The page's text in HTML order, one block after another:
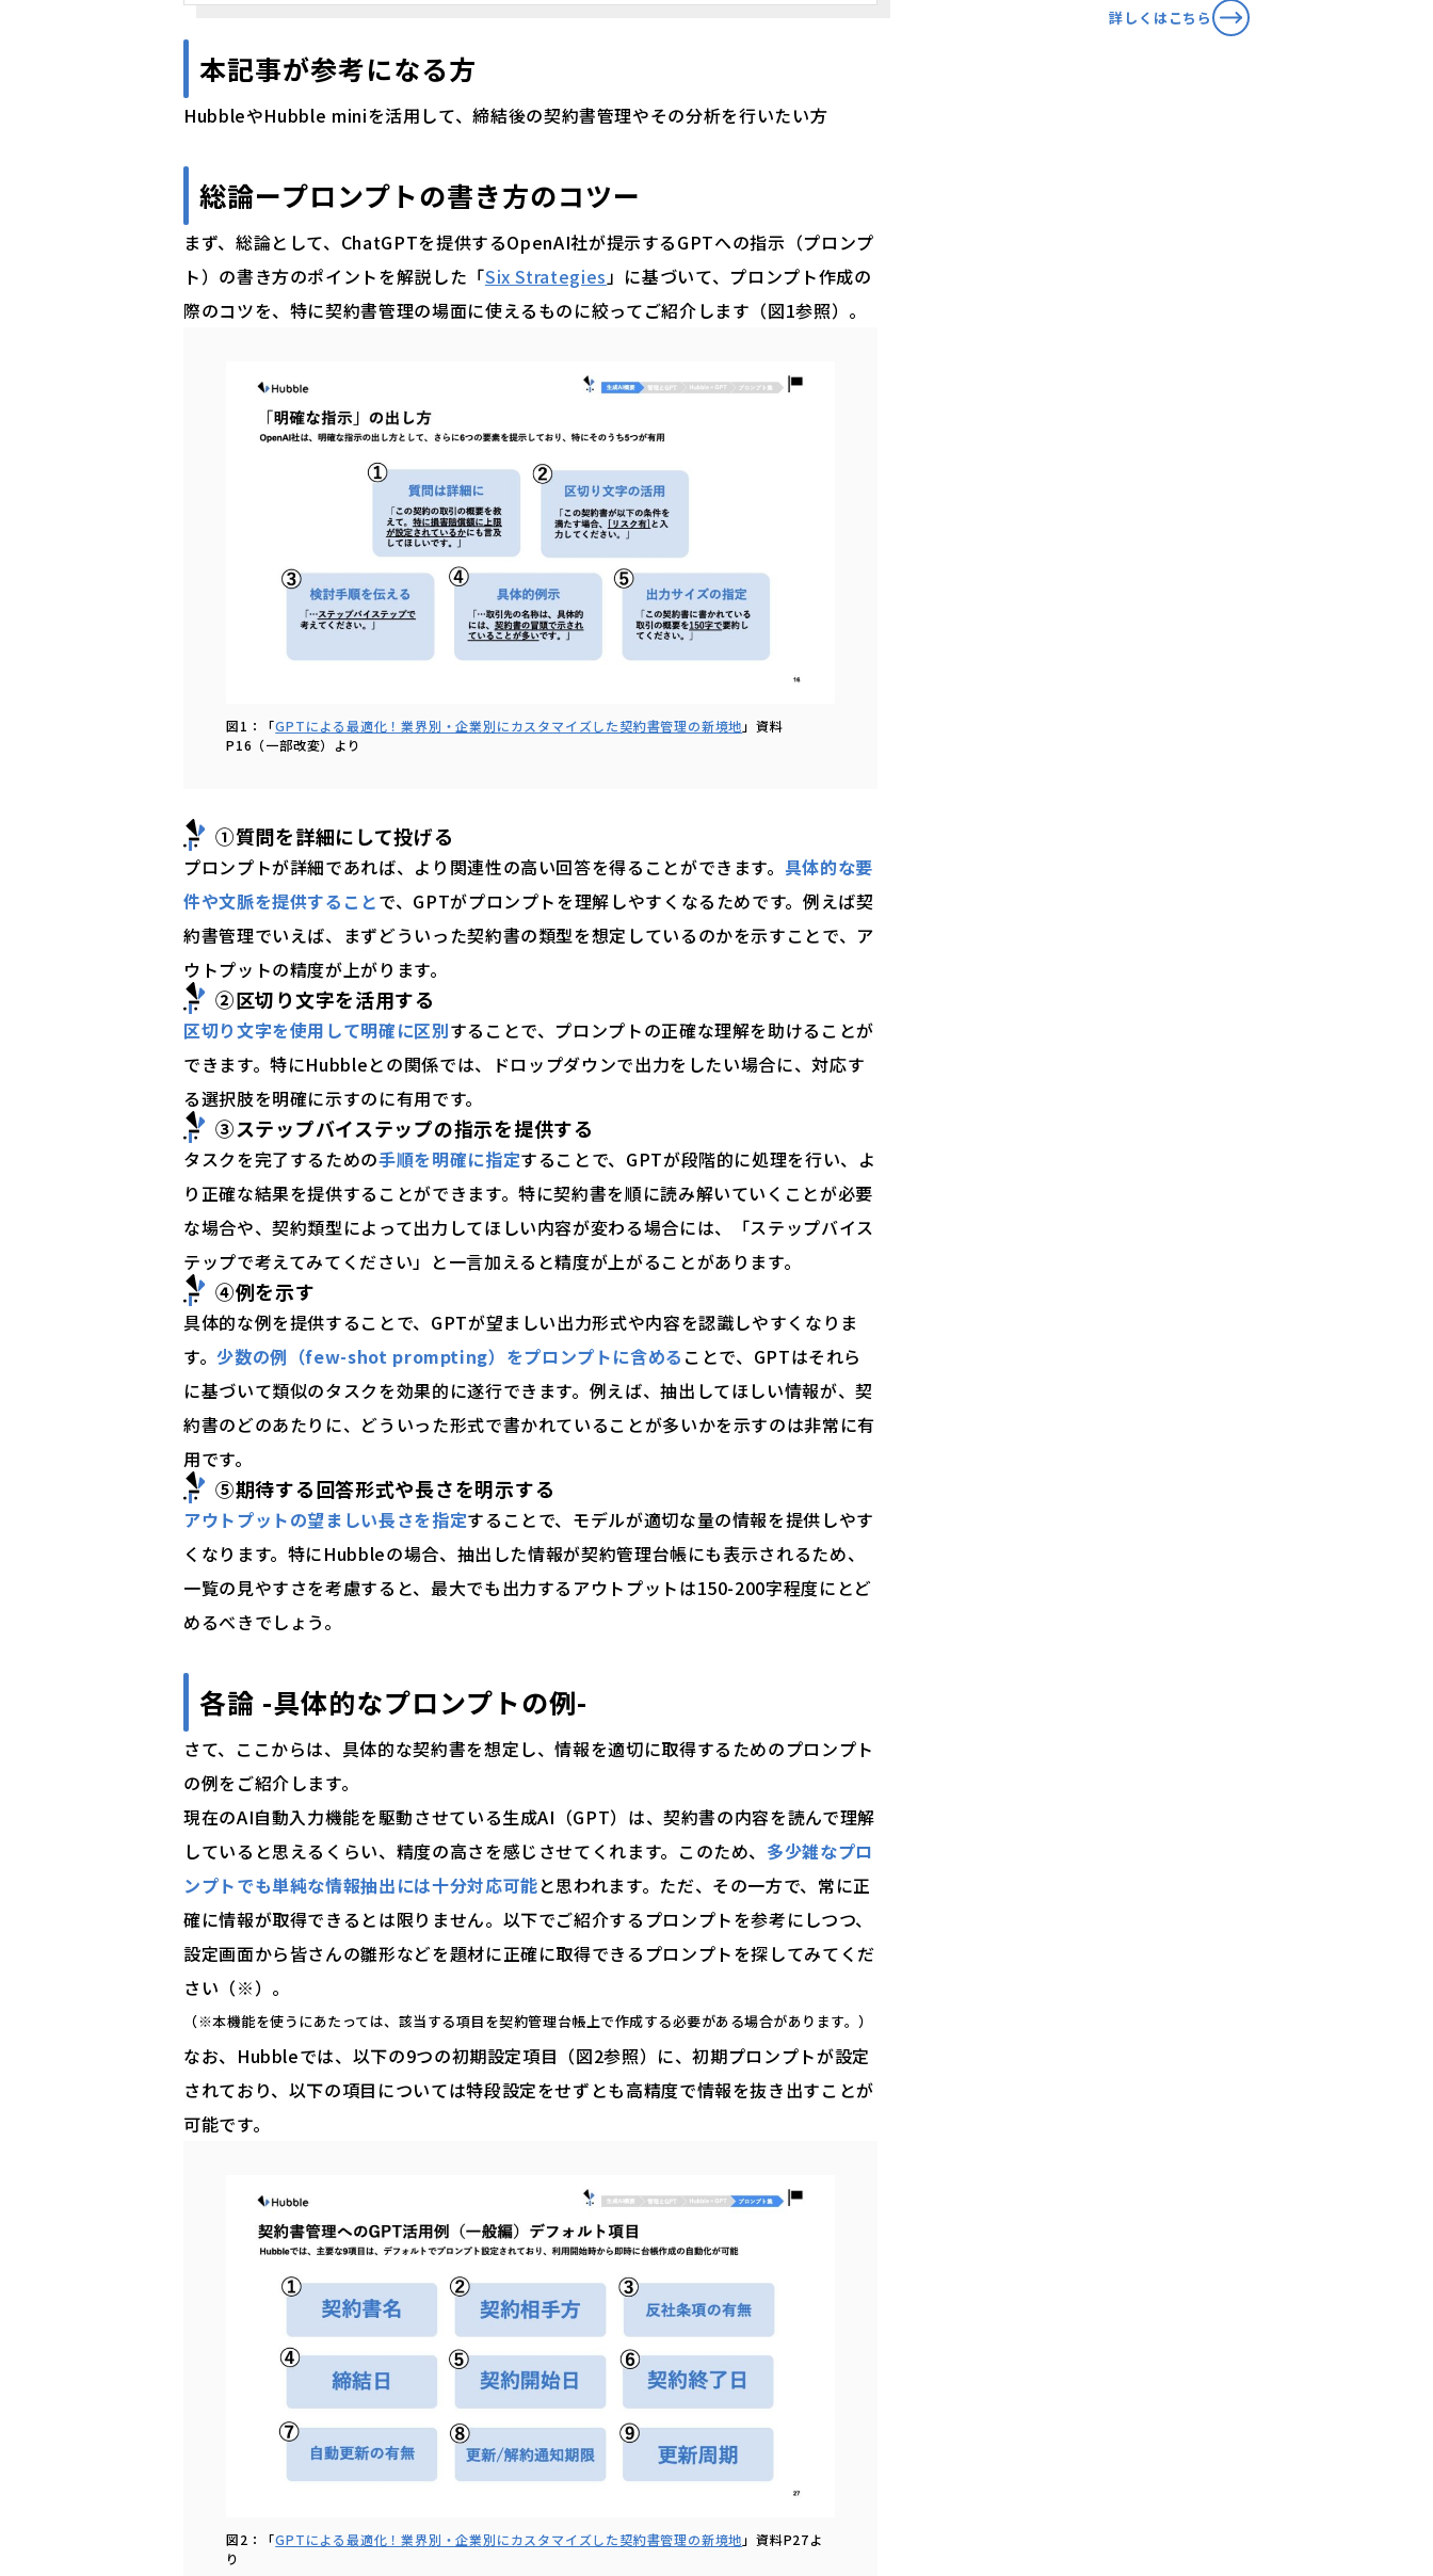
本記事が参考になる方
HubbleやHubble miniを活用して、締結後の契約書管理やその分析を行いたい方
総論ープロンプトの書き方のコツー
まず、総論として、ChatGPTを提供するOpenAI社が提示するGPTへの指示（プロンプ
ト）の書き方のポイントを解説した「Six Strategies」に基づいて、プロンプト作成の
際のコツを、特に契約書管理の場面に使えるものに絞ってご紹介します（図1参照）。
図1：「GPTによる最適化！業界別・企業別にカスタマイズした契約書管理の新境地 」資料
P16（一部改変）より
①質問を詳細にして投げる
プロンプトが詳細であれば、より関連性の高い回答を得ることができます。 具体的な要
件や文脈を提供することで、GPTがプロンプトを理解しやすくなるためです。例えば契
約書管理でいえば、まずどういった契約書の類型を想定しているのかを示すことで、ア
ウトプットの精度が上がります。
②区切り文字を活用する
区切り文字を使用して明確に区別することで、プロンプトの正確な理解を助けることが
できます。特にHubbleとの関係では、ドロップダウンで出力をしたい場合に、対応す
る選択肢を明確に示すのに有用です。
③ステップバイステップの指示を提供する
タスクを完了するための手順を明確に指定することで、GPTが段階的に処理を行い、よ
り正確な結果を提供することができます。特に契約書を順に読み解いていくことが必要
な場合や、契約類型によって出力してほしい内容が変わる場合には、「ステップバイス
テップで考えてみてください」と一言加えると精度が上がることがあります。
④例を示す
具体的な例を提供することで、GPTが望ましい出力形式や内容を認識しやすくなりま
す。少数の例（few-shot prompting）をプロンプトに含める ことで、GPTはそれら
に基づいて類似のタスクを効果的に遂行できます。例えば、抽出してほしい情報が、契
約書のどのあたりに、どういった形式で書かれていることが多いかを示すのは非常に有
用です。
⑤期待する回答形式や長さを明示する
アウトプットの望ましい長さを指定することで、モデルが適切な量の情報を提供しやす
くなります。特にHubbleの場合、抽出した情報が契約管理台帳にも表示されるため、
一覧の見やすさを考慮すると、最大でも出力するアウトプットは150-200字程度にとど
めるべきでしょう。
各論 -具体的なプロンプトの例-
さて、ここからは、具体的な契約書を想定し、情報を適切に取得するためのプロンプト
の例をご紹介します。
現在のAI自動入力機能を駆動させている生成AI（GPT）は、契約書の内容を読んで理解
していると思えるくらい、精度の高さを感じさせてくれます。このため、 多少雑なプロ
ンプトでも単純な情報抽出には十分対応可能と思われます。ただ、その一方で、常に正
確に情報が取得できるとは限りません。以下でご紹介するプロンプトを参考にしつつ、
設定画面から皆さんの雛形などを題材に正確に取得できるプロンプトを探してみてくだ
さい（※）。
（※本機能を使うにあたっては、該当する項目を契約管理台帳上で作成する必要がある場合があります。）
なお、Hubbleでは、以下の9つの初期設定項目（図2参照）に、初期プロンプトが設定
されており、以下の項目については特段設定をせずとも高精度で情報を抜き出すことが
可能です。
図2：「GPTによる最適化！業界別・企業別にカスタマイズした契約書管理の新境地 」資料P27よ
り
詳しくはこちら